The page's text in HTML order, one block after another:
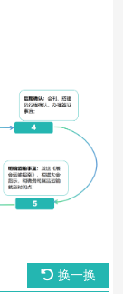
换一换